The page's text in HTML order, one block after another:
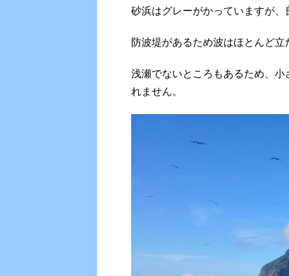
砂浜はグレーがかっていますが、
防波堤があるため波はほとんど立
浅瀬でないところもあるため、
れません。